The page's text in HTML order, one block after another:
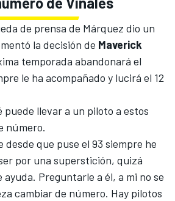
de prensa de Márquez dio un
la decisión de Maverick
temporada abandonará el
le ha acompañado y lucirá el 12
llevar a un piloto a estos
número.
desde que puse el 93 siempre he
por una superstición, quizá
Preguntarle a él, a mi no se
cambiar de número. Hay pilotos